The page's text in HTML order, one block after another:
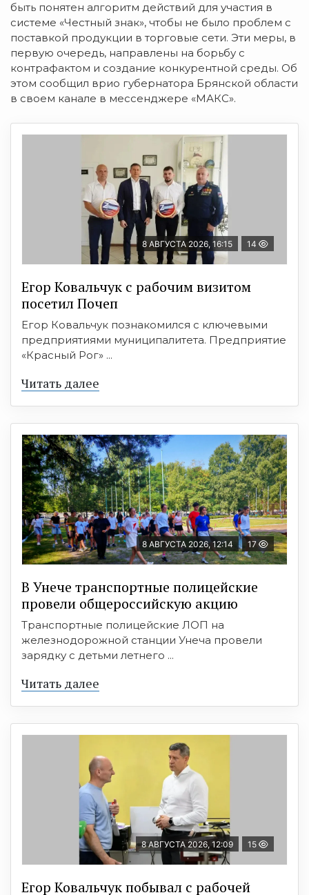
быть понятен алгоритм действий для участия в
системе «Честный знак», чтобы не было проблем с
поставкой продукции в торговые сети. Эти меры, в
первую очередь, направлены на борьбу с
контрафактом и создание конкурентной среды. Об
этом сообщил врио губернатора Брянской области
в своем канале в мессенджере «МАКС».
8 АВГУСТА 2026, 16:15 14
Егор Ковальчук с рабочим визитом
посетил Почеп
Егор Ковальчук познакомился с ключевыми
предприятиями муниципалитета. Предприятие
«Красный Рог» ...
Читать далее
8 АВГУСТА 2026, 12:14 17
В Унече транспортные полицейские
провели общероссийскую акцию
Транспортные полицейские ЛОП на
железнодорожной станции Унеча провели
зарядку с детьми летнего ...
Читать далее
8 АВГУСТА 2026, 12:09 15
Егор Ковальчук побывал с рабочей